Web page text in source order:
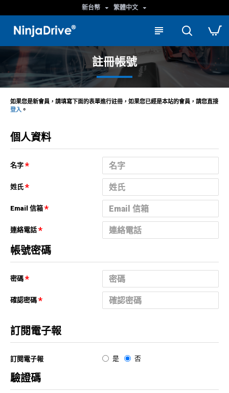
新台幣 繁體中文
註冊帳號
如果您是新會員，請填寫下面的表單進行註冊，如果您已經是本站的會員，請您直接
登入 。
個人資料
名字
姓氏
Email 信箱
連絡電話
帳號密碼
密碼
確認密碼
訂閱電子報
訂閱電子報 是 否
驗證碼